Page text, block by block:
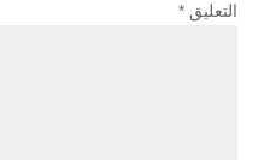
التعليق *